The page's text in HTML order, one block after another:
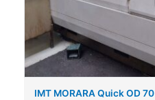
IMT MORARA Quick OD 70